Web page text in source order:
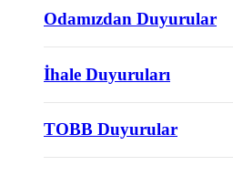
Odamızdan Duyurular
İhale Duyuruları
TOBB Duyurular